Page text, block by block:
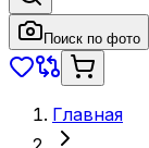
Поиск по фото
Главная